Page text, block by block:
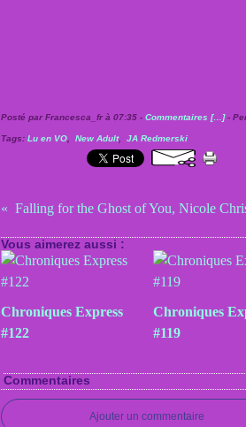
Posté par Francesca_fr à 07:35 - Commentaires [… ]-
Tags: Lu en VO New Adult, JA Redmerski
Falling for the Ghost of You, Nicole
Vous aimerez aussi :
Chroniques Express
#122
Chroniques
#119
Commentaires
Ajouter un commentaire